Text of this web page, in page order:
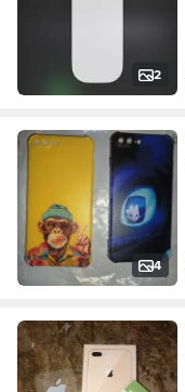
2
4